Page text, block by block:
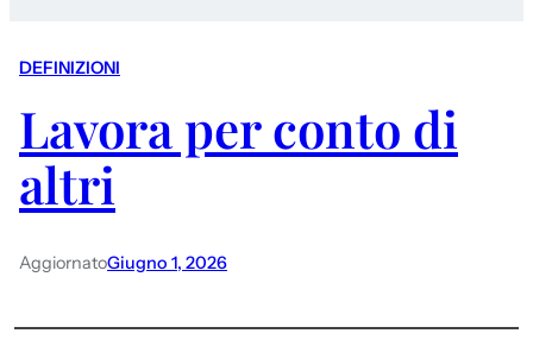
DEFINIZIONI
Lavora per conto di
altri
AggiornatoGiugno 1, 2026